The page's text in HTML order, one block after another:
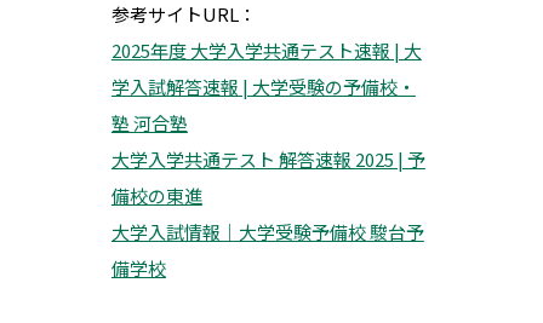
参考サイトURL：
2025年度 大学入学共通テスト速報 | 大
学入試解答速報 | 大学受験の予備校・
塾 河合塾
大学入学共通テスト 解答速報 2025 | 予
備校の東進
大学入試情報｜大学受験予備校 駿台予
備学校